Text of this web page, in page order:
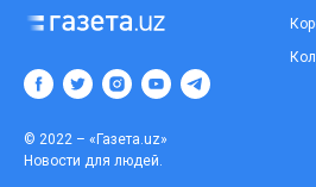
© 2022 – «Газета.uz»
Новости для людей.